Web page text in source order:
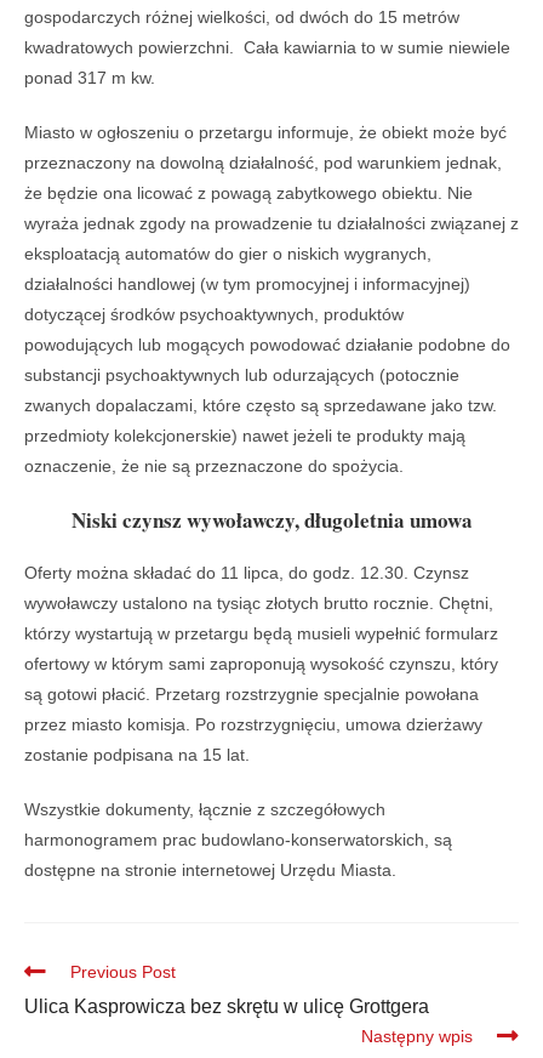
gospodarczych różnej wielkości, od dwóch do 15 metrów
kwadratowych powierzchni. Cała kawiarnia to w sumie niewiele
ponad 317 m kw.
Miasto w ogłoszeniu o przetargu informuje, że obiekt może być
przeznaczony na dowolną działalność, pod warunkiem jednak,
że będzie ona licować z powagą zabytkowego obiektu. Nie
wyraża jednak zgody na prowadzenie tu działalności związanej z
eksploatacją automatów do gier o niskich wygranych,
działalności handlowej (w tym promocyjnej i informacyjnej)
dotyczącej środków psychoaktywnych, produktów
powodujących lub mogących powodować działanie podobne do
substancji psychoaktywnych lub odurzających (potocznie
zwanych dopalaczami, które często są sprzedawane jako tzw.
przedmioty kolekcjonerskie) nawet jeżeli te produkty mają
oznaczenie, że nie są przeznaczone do spożycia.
Niski czynsz wywoławczy, długoletnia umowa
Oferty można składać do 11 lipca, do godz. 12.30. Czynsz
wywoławczy ustalono na tysiąc złotych brutto rocznie. Chętni,
którzy wystartują w przetargu będą musieli wypełnić formularz
ofertowy w którym sami zaproponują wysokość czynszu, który
są gotowi płacić. Przetarg rozstrzygnie specjalnie powołana
przez miasto komisja. Po rozstrzygnięciu, umowa dzierżawy
zostanie podpisana na 15 lat.
Wszystkie dokumenty, łącznie z szczegółowych
harmonogramem prac budowlano-konserwatorskich, są
dostępne na stronie internetowej Urzędu Miasta.
Previous Post
Ulica Kasprowicza bez skrętu w ulicę Grottgera
Następny wpis